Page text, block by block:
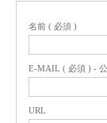
名前 ( 必須 )
E-MAIL ( 必須 ) -
URL